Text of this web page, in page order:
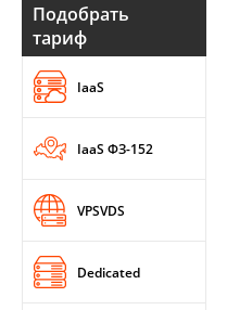
Техника
Об
издании
Реклама
Вакансии
Контакты
Дзен
Rutube
Подобрать
тариф
IaaS
IaaS ФЗ-152
VPSVDS
Dedicated